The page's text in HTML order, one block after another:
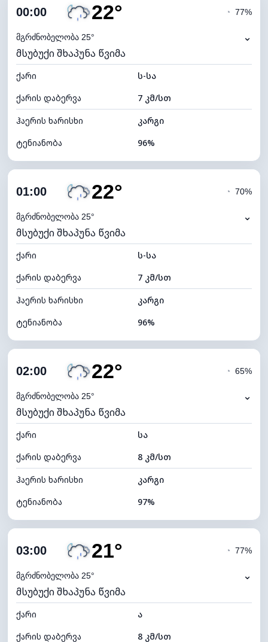
00:00 22°
მგრძნობელობა 25°
◔ 77%
⌄
მსუბუქი შხაპუნა წვიმა
ქარი
ს-სა
ქარის დაბერვა
7 კმ/სთ
ჰაერის ხარისხი
კარგი
ტენიანობა
96%
ღრუბლიანობა
ნამის წერტილი
ხილვადობა
განათების ინდექსი 0 (ბნელი)
ღრუბლის სიმაღლე 4640 მ
01:00 22°
მგრძნობელობა 25°
◔ 70%
⌄
მსუბუქი შხაპუნა წვიმა
ქარი
ს-სა
ქარის დაბერვა
7 კმ/სთ
ჰაერის ხარისხი
კარგი
ტენიანობა
96%
ღრუბლიანობა
ნამის წერტილი
ხილვადობა
განათების ინდექსი 0 (ბნელი)
ღრუბლის სიმაღლე 4000 მ
02:00 22°
მგრძნობელობა 25°
◔ 65%
⌄
მსუბუქი შხაპუნა წვიმა
ქარი
სა
ქარის დაბერვა
8 კმ/სთ
ჰაერის ხარისხი
კარგი
ტენიანობა
97%
ღრუბლიანობა
ნამის წერტილი
ხილვადობა
განათების ინდექსი 0 (ბნელი)
ღრუბლის სიმაღლე 4800 მ
03:00 21°
მგრძნობელობა 25°
◔ 77%
⌄
მსუბუქი შხაპუნა წვიმა
ქარი
ა
ქარის დაბერვა
8 კმ/სთ